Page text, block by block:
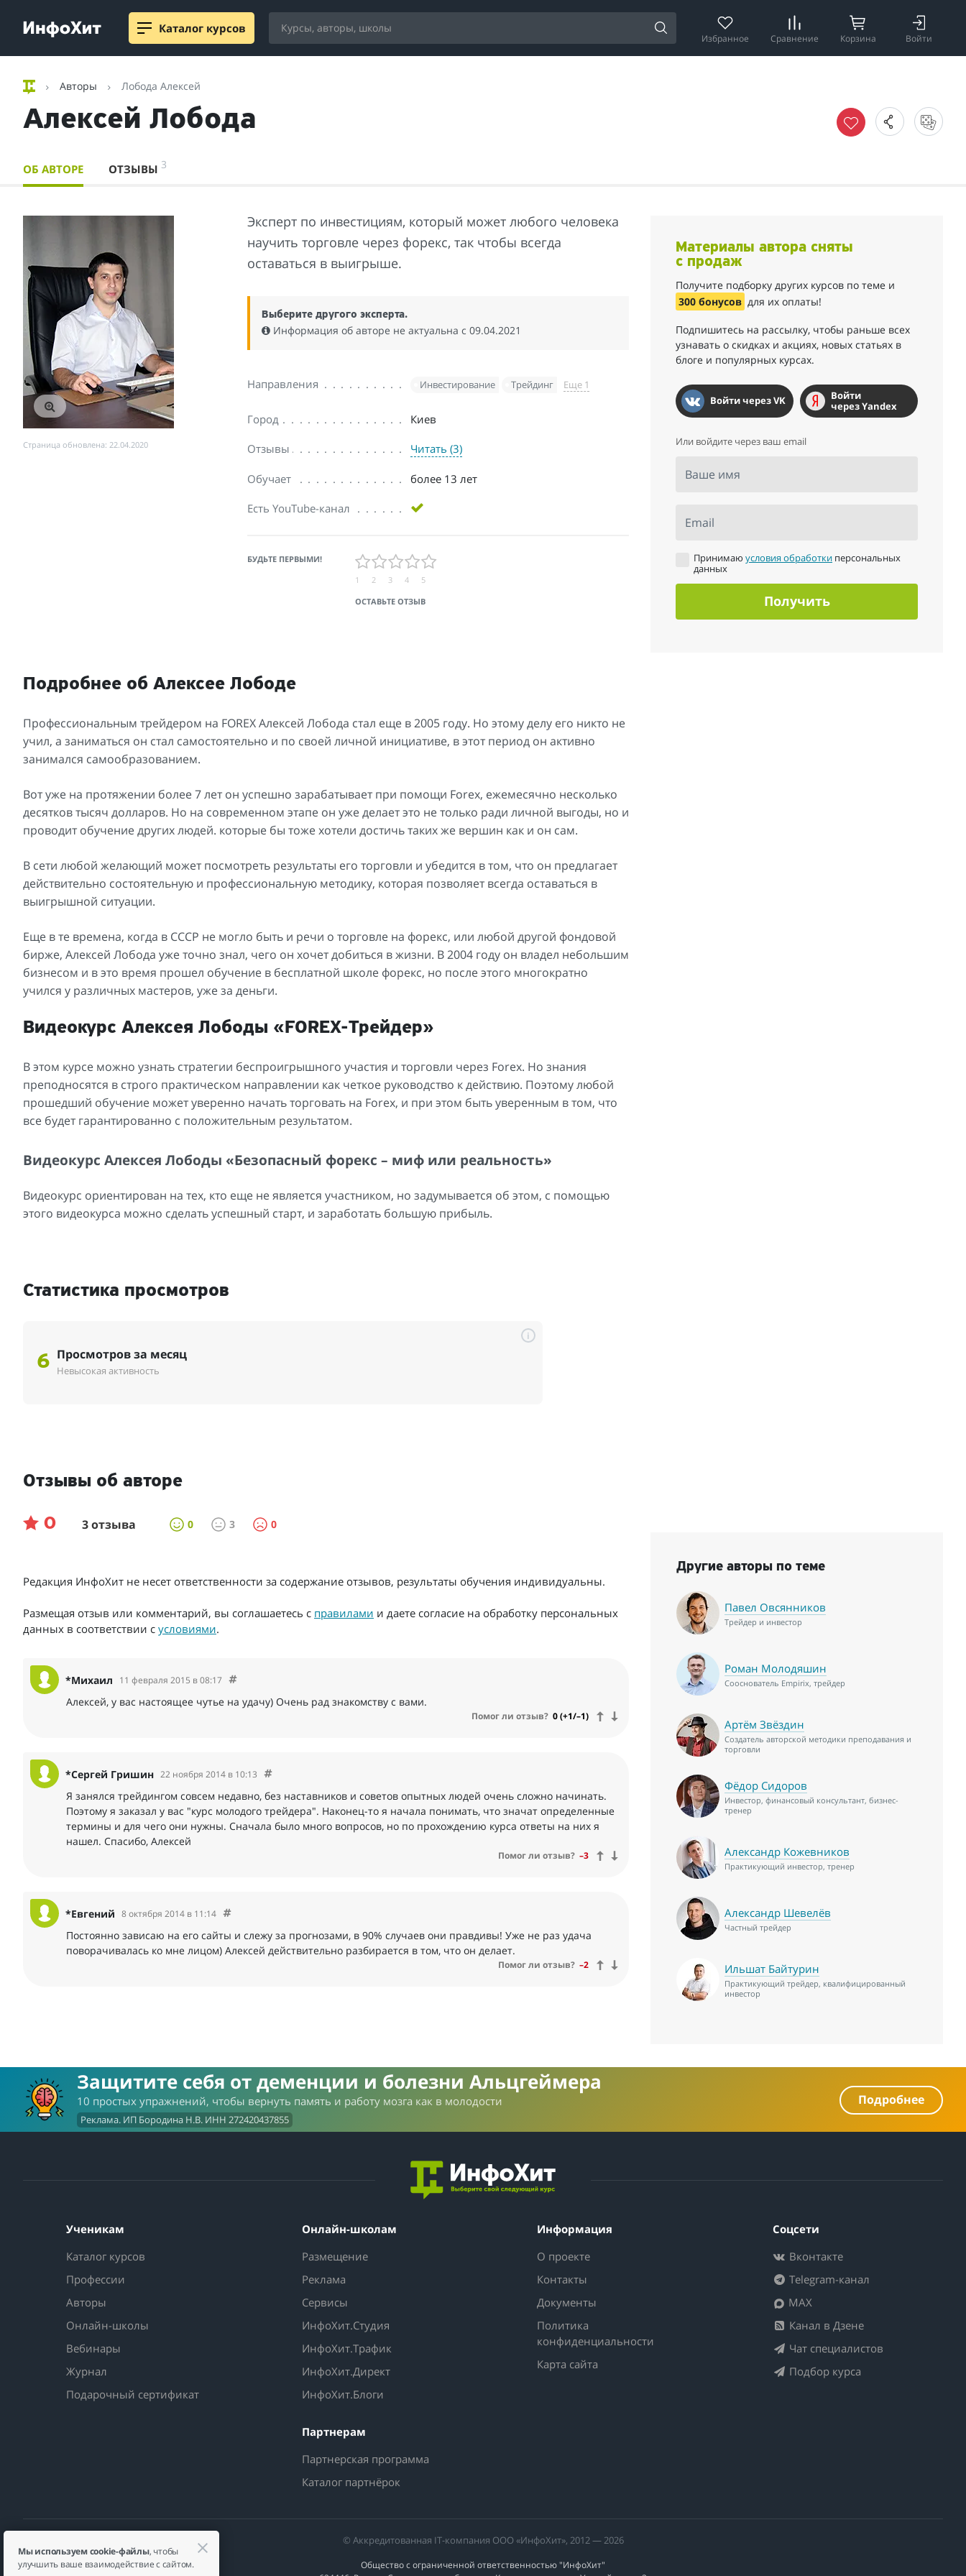
Каталог курсов
Избранное Сравнение Корзина Войти
Авторы Лобода Алексей
Алексей Лобода
ОБ АВТОРЕ ОТЗЫВЫ 3
Страница обновлена: 22.04.2020
Эксперт по инвестициям, который может любого человека
научить торговле через форекс, так чтобы всегда
оставаться в выигрыше.
Выберите другого эксперта.
Информация об авторе не актуальна c 09.04.2021
Направления Инвестирование Трейдинг Еще 1
Город Киев
Отзывы Читать (3)
Обучает более 13 лет
Есть YouTube-канал
БУДЬТЕ ПЕРВЫМИ!
ОСТАВЬТЕ ОТЗЫВ
1 2 3 4 5
Подробнее об Алексее Лободе
Профессиональным трейдером на FOREX Алексей Лобода стал еще в 2005 году. Но этому делу его никто не
учил, а заниматься он стал самостоятельно и по своей личной инициативе, в этот период он активно
занимался самообразованием.
Вот уже на протяжении более 7 лет он успешно зарабатывает при помощи Forex, ежемесячно несколько
десятков тысяч долларов. Но на современном этапе он уже делает это не только ради личной выгоды, но и
проводит обучение других людей. которые бы тоже хотели достичь таких же вершин как и он сам.
В сети любой желающий может посмотреть результаты его торговли и убедится в том, что он предлагает
действительно состоятельную и профессиональную методику, которая позволяет всегда оставаться в
выигрышной ситуации.
Еще в те времена, когда в СССР не могло быть и речи о торговле на форекс, или любой другой фондовой
бирже, Алексей Лобода уже точно знал, чего он хочет добиться в жизни. В 2004 году он владел небольшим
бизнесом и в это время прошел обучение в бесплатной школе форекс, но после этого многократно
учился у различных мастеров, уже за деньги.
Видеокурс Алексея Лободы «FOREX-Трейдер»
В этом курсе можно узнать стратегии беспроигрышного участия и торговли через Forex. Но знания
преподносятся в строго практическом направлении как четкое руководство к действию. Поэтому любой
прошедший обучение может уверенно начать торговать на Forex, и при этом быть уверенным в том, что
все будет гарантированно с положительным результатом.
Видеокурс Алексея Лободы «Безопасный форекс – миф или реальность»
Видеокурс ориентирован на тех, кто еще не является участником, но задумывается об этом, с помощью
этого видеокурса можно сделать успешный старт, и заработать большую прибыль.
Статистика просмотров
6 Просмотров за месяц
Невысокая активность
i
Отзывы об авторе
0 3 отзыва 0 3 0
Редакция ИнфоХит не несет ответственности за содержание отзывов, результаты обучения индивидуальны.
Размещая отзыв или комментарий, вы соглашаетесь с правилами и даете согласие на обработку персональных
данных в соответствии с условиями.
*Михаил 11 февраля 2015 в 08:17
Алексей, у вас настоящее чутье на удачу) Очень рад знакомству с вами.
Помог ли отзыв? 0 (+1/–1)
*Сергей Гришин 22 ноября 2014 в 10:13
Я занялся трейдингом совсем недавно, без наставников и советов опытных людей очень сложно начинать.
Поэтому я заказал у вас "курс молодого трейдера". Наконец-то я начала понимать, что значат определенные
термины и для чего они нужны. Сначала было много вопросов, но по прохождению курса ответы на них я
нашел. Спасибо, Алексей
Помог ли отзыв? –3
*Евгений 8 октября 2014 в 11:14
Постоянно зависаю на его сайты и слежу за прогнозами, в 90% случаев они правдивы! Уже не раз удача
поворачивалась ко мне лицом) Алексей действительно разбирается в том, что он делает.
Помог ли отзыв? –2
Материалы автора сняты
с продаж
Получите подборку других курсов по теме и
300 бонусов для их оплаты!
Подпишитесь на рассылку, чтобы раньше всех
узнавать о скидках и акциях, новых статьях в
блоге и популярных курсах.
Войти через VK
Войти
через Yandex
Или войдите через ваш email
Ваше имя
Email
Принимаюусловия обработки персональных
данных
Получить
Другие авторы по теме
Павел Овсянников
Трейдер и инвестор
Роман Молодяшин
Сооснователь Empirix, трейдер
Артём Звёздин
Создатель авторской методики преподавания и
торговли
Фёдор Сидоров
Инвестор, финансовый консультант, бизнес-
тренер
Александр Кожевников
Практикующий инвестор, тренер
Александр Шевелёв
Частный трейдер
Ильшат Байтурин
Практикующий трейдер, квалифицированный
инвестор
Защитите себя от деменции и болезни Альцгеймера
10 простых упражнений, чтобы вернуть память и работу мозга как в молодости
Реклама. ИП Бородина Н.В. ИНН 272420437855
Подробнее
Ученикам
Каталог курсов
Профессии
Авторы
Онлайн-школы
Вебинары
Журнал
Подарочный сертификат
Онлайн-школам
Размещение
Реклама
Сервисы
ИнфоХит.Студия
ИнфоХит.Трафик
ИнфоХит.Директ
ИнфоХит.Блоги
Партнерам
Партнерская программа
Каталог партнёрок
Информация
О проекте
Контакты
Документы
Политика
конфиденциальности
Карта сайта
Соцсети
Вконтакте
Telegram-канал
MAX
Канал в Дзене
Чат специалистов
Подбор курса
© Аккредитованная IT-компания ООО «ИнфоХит», 2012 — 2026
Общество с ограниченной ответственностью "ИнфоХит"
Мы используем cookie-файлы, чтобы
улучшить ваше взаимодействие с сайтом.